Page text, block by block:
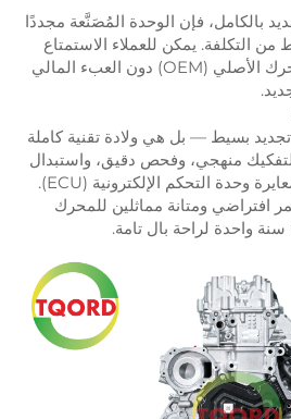
بالكامل، فإن الوحدة المُصَنَّعة مجددًا
من التكلفة. يمكن للعملاء الاستمتاع
بمستوى موثوقية وقوة المحرك الأصلي (OEM) دون العبء المالي
بسيط — بل هي ولادة تقنية كاملة
منهجي، وفحص دقيق، واستبدال
المكونات، وترقية الختم، ومعايرة وحدة التحكم الإلكترونية (ECU).
افتراضي ومتانة مماثلين للمحرك
واحدة لراحة بال تامة.